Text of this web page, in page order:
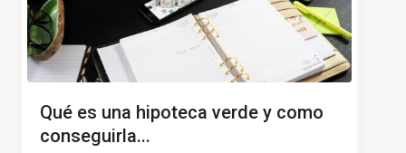
Qué es una hipoteca verde y como
conseguirla...